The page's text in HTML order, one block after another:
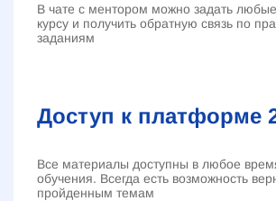
В чате с ментором можно задать
курсу и получить обратную связь по
заданиям
Доступ к платформе
Все материалы доступны в любое
обучения. Всегда есть возможность
пройденным темам